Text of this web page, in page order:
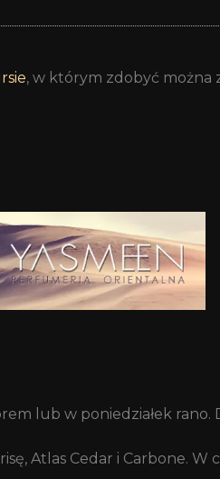
, w którym zdobyć
lub w poniedziałek
Atlas Cedar i Carbone.